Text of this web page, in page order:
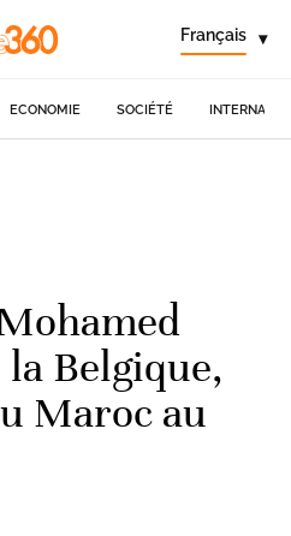
Français ▾
ECONOMIE SOCIÉTÉ
la Belgique,
Maroc au